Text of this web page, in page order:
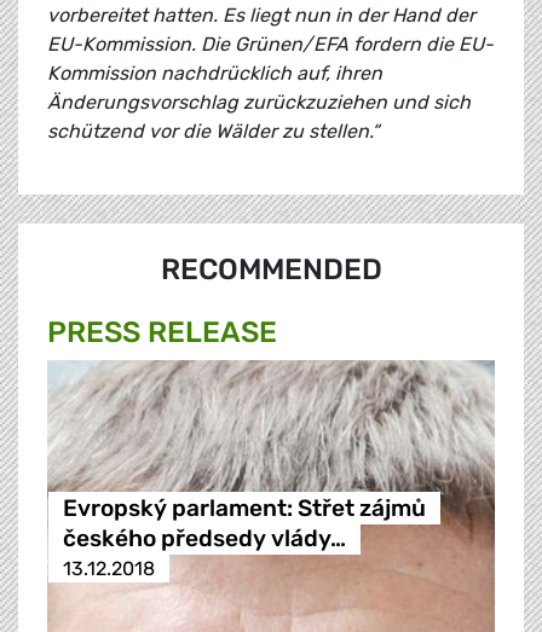
vorbereitet hatten. Es liegt nun in der Hand der
EU-Kommission. Die Grünen/EFA fordern die EU-
Kommission nachdrücklich auf, ihren
Änderungsvorschlag zurückzuziehen und sich
schützend vor die Wälder zu stellen.“
RECOMMENDED
PRESS RELEASE
Evropský parlament: Střet zájmů
českého předsedy vlády…
13.12.2018